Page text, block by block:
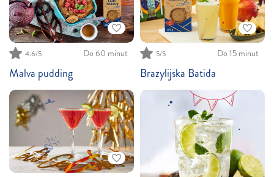
4.6/5 Do 60 minut
Malva pudding
5/5 Do 15 minut
Brazylijska Batida